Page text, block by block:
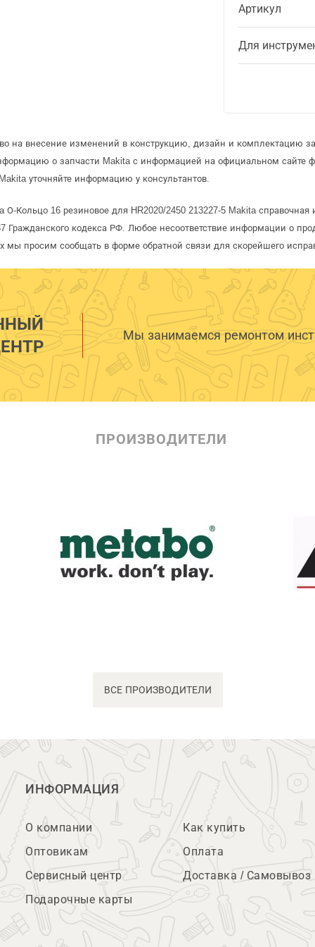
Артикул
Для
на внесение изменений в конструкцию, дизайн и комплектацию
о запчасти Makita с информацией на официальном сайте
уточняйте информацию у консультантов.
Кольцо 16 резиновое для HR2020/2450 213227-5 Makita справочная
кодекса РФ. Любое несоответствие информации о
мы просим сообщать в форме обратной связи для скорейшего
Мы занимаемся ремонтом
ПРОИЗВОДИТЕЛИ
ВСЕ ПРОИЗВОДИТЕЛИ
ИНФОРМАЦИЯ
О компании
Оптовикам
Сервисный центр
Подарочные карты
Как купить
Оплата
Доставка / Самовывоз